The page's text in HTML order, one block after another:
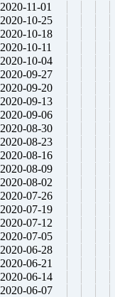
2020-11-01
2020-10-25
2020-10-18
2020-10-11
2020-10-04
2020-09-27
2020-09-20
2020-09-13
2020-09-06
2020-08-30
2020-08-23
2020-08-16
2020-08-09
2020-08-02
2020-07-26
2020-07-19
2020-07-12
2020-07-05
2020-06-28
2020-06-21
2020-06-14
2020-06-07